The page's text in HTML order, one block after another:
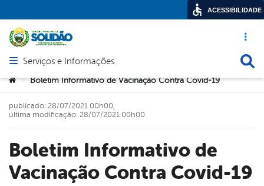
Acesso
Abrir menu principal de navegação
Serviços e Informações
Você está aqui:
> Boletim Informativo de Vacinação Contra Covid-19
Boletim Informativo de
Vacinação Contra Covid-19
publicado: 28/07/2021 00h00,
última modificação: 28/07/2021 00h00
ACESSIBILIDADE